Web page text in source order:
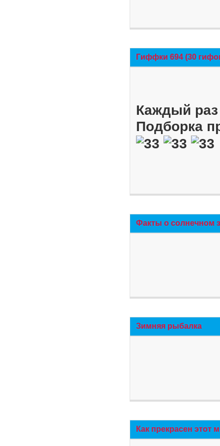
Гиффки 694 (30
Каждый
Подборка
Факты о солнечном
Зимняя рыбалка
Как прекрасен этот